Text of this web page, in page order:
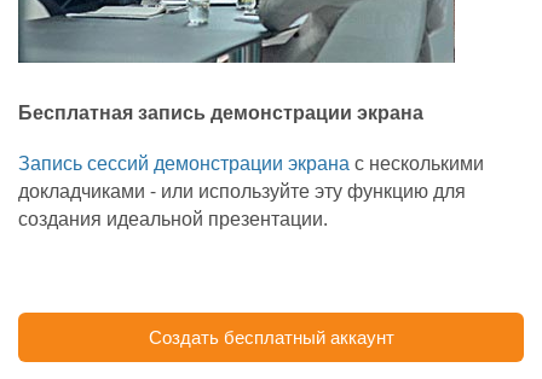
Бесплатная запись демонстрации экрана
Запись сессий демонстрации экранас несколькими
докладчиками - или используйте эту функцию для
создания идеальной презентации.
Создать бесплатный аккаунт